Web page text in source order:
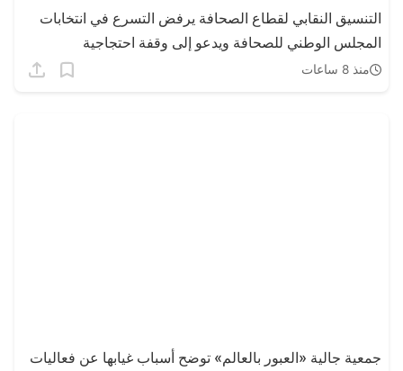
التنسيق النقابي لقطاع الصحافة يرفض التسرع في انتخابات
المجلس الوطني للصحافة ويدعو إلى وقفة احتجاجية
منذ 8 ساعات
جمعية جالية «العبور بالعالم» توضح أسباب غيابها عن فعاليات